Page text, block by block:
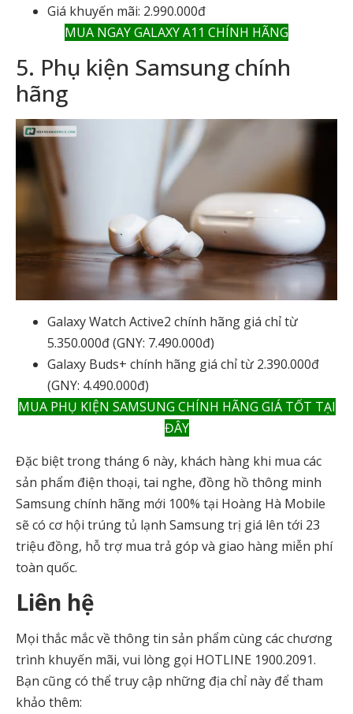
Giá khuyến mãi: 2.990.000đ
MUA NGAY GALAXY A11 CHÍNH HÃNG
5. Phụ kiện Samsung chính
hãng
Galaxy Watch Active2 chính hãng giá chỉ từ
5.350.000đ (GNY: 7.490.000đ)
Galaxy Buds+ chính hãng giá chỉ từ 2.390.000đ
(GNY: 4.490.000đ)
MUA PHỤ KIỆN SAMSUNG CHÍNH HÃNG GIÁ TỐT TẠI
ĐÂY
Đặc biệt trong tháng 6 này, khách hàng khi mua các
sản phẩm điện thoại, tai nghe, đồng hồ thông minh
Samsung chính hãng mới 100% tại Hoàng Hà Mobile
sẽ có cơ hội trúng tủ lạnh Samsung trị giá lên tới 23
triệu đồng, hỗ trợ mua trả góp và giao hàng miễn phí
toàn quốc.
Liên hệ
Mọi thắc mắc về thông tin sản phẩm cùng các chương
trình khuyến mãi, vui lòng gọi HOTLINE 1900.2091.
Bạn cũng có thể truy cập những địa chỉ này để tham
khảo thêm: